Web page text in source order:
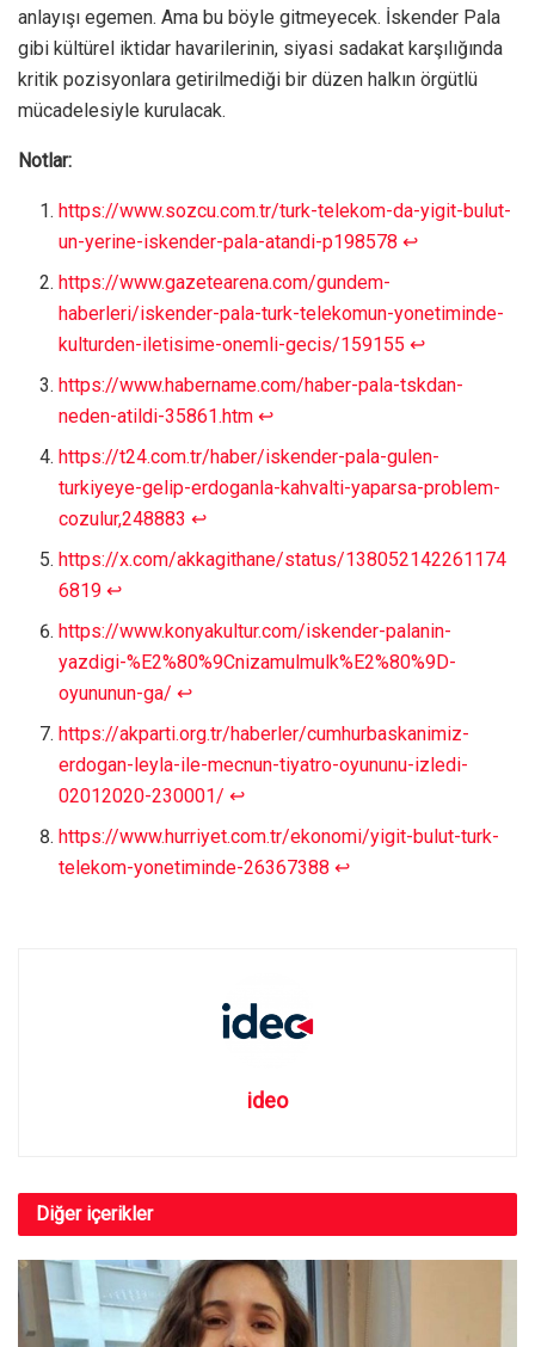
anlayışı egemen. Ama bu böyle gitmeyecek. İskender Pala
gibi kültürel iktidar havarilerinin, siyasi sadakat karşılığında
kritik pozisyonlara getirilmediği bir düzen halkın örgütlü
mücadelesiyle kurulacak.
Notlar:
https://www.sozcu.com.tr/turk-telekom-da-yigit-bulut-
un-yerine-iskender-pala-atandi-p198578 ↩︎
https://www.gazetearena.com/gundem-
haberleri/iskender-pala-turk-telekomun-yonetiminde-
kulturden-iletisime-onemli-gecis/159155 ↩︎
https://www.habername.com/haber-pala-tskdan-
neden-atildi-35861.htm ↩︎
https://t24.com.tr/haber/iskender-pala-gulen-
turkiyeye-gelip-erdoganla-kahvalti-yaparsa-problem-
cozulur,248883 ↩︎
https://x.com/akkagithane/status/138052142261174
6819 ↩︎
https://www.konyakultur.com/iskender-palanin-
yazdigi-%E2%80%9Cnizamulmulk%E2%80%9D-
oyununun-ga/ ↩︎
https://akparti.org.tr/haberler/cumhurbaskanimiz-
erdogan-leyla-ile-mecnun-tiyatro-oyununu-izledi-
02012020-230001/ ↩︎
https://www.hurriyet.com.tr/ekonomi/yigit-bulut-turk-
telekom-yonetiminde-26367388 ↩︎
ideo
Diğer içerikler